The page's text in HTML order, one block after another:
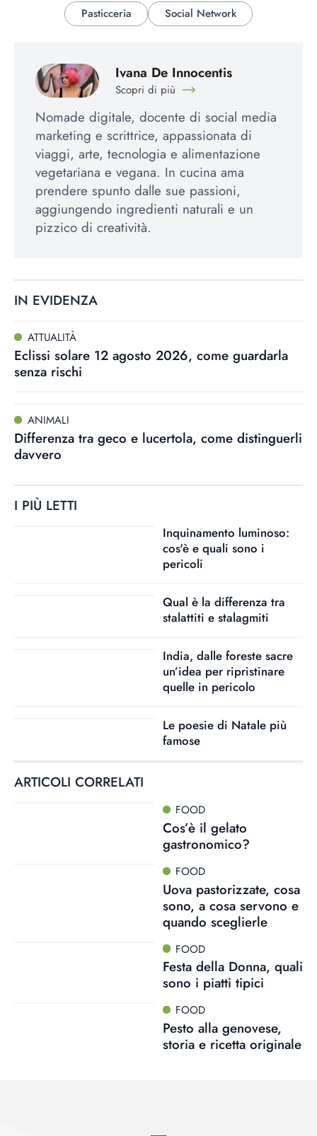
Pasticceria
Social Network
Ivana De Innocentis
Scopri di più
Nomade digitale, docente di social media
marketing e scrittrice, appassionata di
viaggi, arte, tecnologia e alimentazione
vegetariana e vegana. In cucina ama
prendere spunto dalle sue passioni,
aggiungendo ingredienti naturali e un
pizzico di creatività.
IN EVIDENZA
ATTUALITÀ
Eclissi solare 12 agosto 2026, come guardarla
senza rischi
ANIMALI
Differenza tra geco e lucertola, come distinguerli
davvero
I PIÙ LETTI
Inquinamento luminoso:
cos'è e quali sono i
pericoli
Qual è la differenza tra
stalattiti e stalagmiti
India, dalle foreste sacre
un’idea per ripristinare
quelle in pericolo
Le poesie di Natale più
famose
ARTICOLI CORRELATI
FOOD
Cos’è il gelato
gastronomico?
FOOD
Uova pastorizzate, cosa
sono, a cosa servono e
quando sceglierle
FOOD
Festa della Donna, quali
sono i piatti tipici
FOOD
Pesto alla genovese,
storia e ricetta originale